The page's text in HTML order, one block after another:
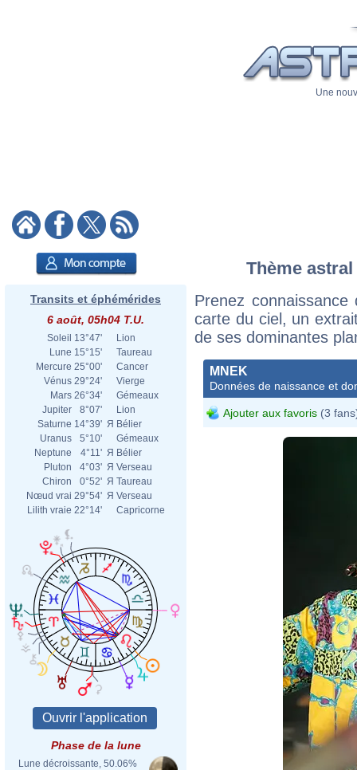
Une
Transits et éphémérides
6 août, 05h04 T.U.
Soleil 13°47'
Lion
Lune 15°15'
Taureau
Mercure 25°00'
Cancer
Vénus 29°24'
Vierge
Mars 26°34'
Gémeaux
Jupiter
8°07'
Lion
Saturne 14°39' Я Bélier
Uranus
5°10'
Gémeaux
Neptune
4°11' Я Bélier
Pluton
4°03' Я Verseau
Chiron
0°52' Я Taureau
Nœud vrai 29°54' Я Verseau
Lilith vraie 22°14' Capricorne
Phase de la lune
Lune décroissante, 50.06%
Thème
Prenez
carte du ciel, un
de ses dominantes
MNEK
Données de naissance et
Ajouter aux favoris (3